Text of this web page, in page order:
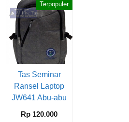
Terpopuler
Tas Seminar
Ransel Laptop
JW641 Abu-abu
Rp 120.000